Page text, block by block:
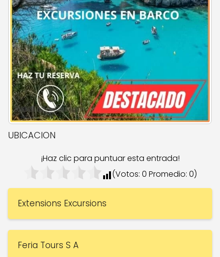
UBICACION
¡Haz clic para puntuar esta entrada!
(Votos: 0 Promedio: 0)
Extensions Excursions
Feria Tours S A